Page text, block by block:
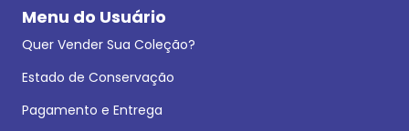
Menu do Usuário
Quer Vender Sua Coleção?
Estado de Conservação
Pagamento e Entrega